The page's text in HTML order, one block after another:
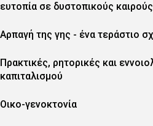
ευτοπία σε δυστοπικούς καιρούς
Αρπαγή της γης - ένα τεράστιο
Πρακτικές, ρητορικές και
καπιταλισμού
Οικο-γενοκτονία